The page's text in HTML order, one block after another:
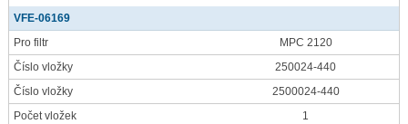
VFE-06169
Pro filtr
MPC 2120
Číslo vložky
250024-440
Číslo vložky
2500024-440
Počet vložek
1